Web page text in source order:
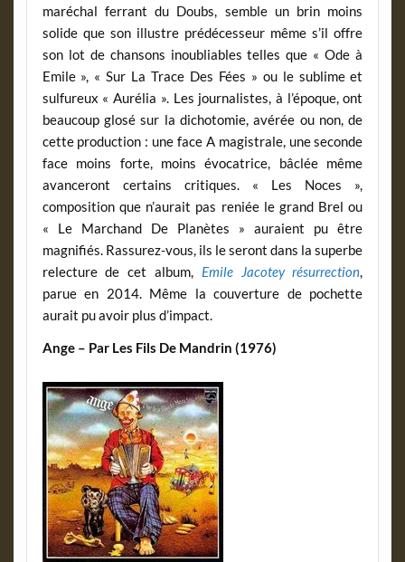
maréchal ferrant du Doubs, semble un brin moins
solide que son illustre prédécesseur même s’il offre
son lot de chansons inoubliables telles que « Ode à
Emile », « Sur La Trace Des Fées » ou le sublime et
sulfureux « Aurélia ». Les journalistes, à l’époque, ont
beaucoup glosé sur la dichotomie, avérée ou non, de
cette production : une face A magistrale, une seconde
face moins forte, moins évocatrice, bâclée même
avanceront certains critiques. « Les Noces »,
composition que n’aurait pas reniée le grand Brel ou
« Le Marchand De Planètes » auraient pu être
magnifiés. Rassurez-vous, ils le seront dans la superbe
relecture de cet album, Emile Jacotey résurrection,
parue en 2014. Même la couverture de pochette
aurait pu avoir plus d’impact.
Ange – Par Les Fils De Mandrin (1976)